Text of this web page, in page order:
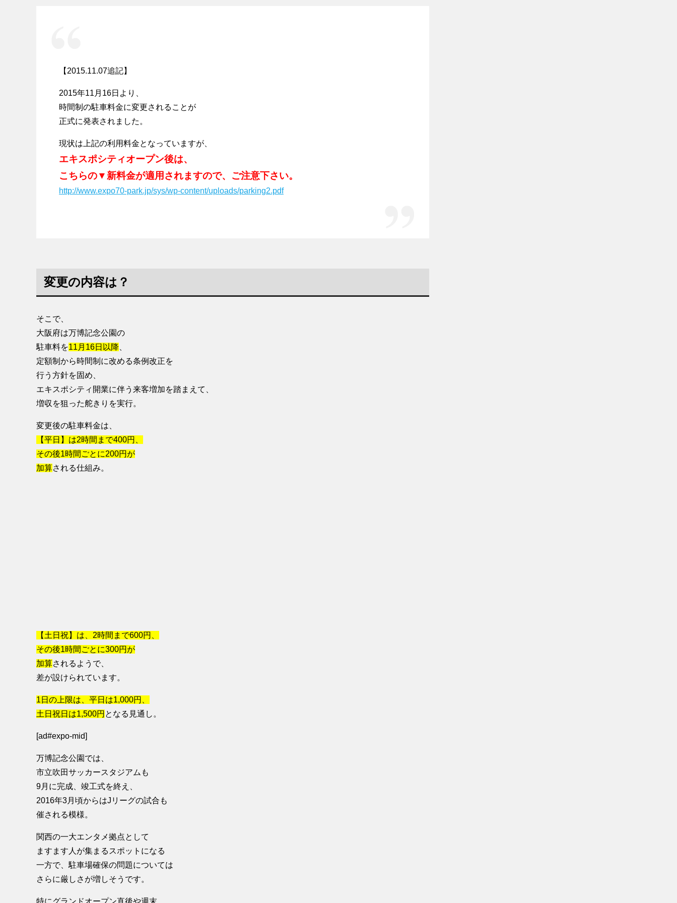
【2015.11.07追記】
2015年11月16日より、
時間制の駐車料金に変更されることが
正式に発表されました。
現状は上記の利用料金となっていますが、
エキスポシティオープン後は、
こちらの▼新料金が適用されますので、ご注意下さい。
http://www.expo70-park.jp/sys/wp-content/uploads/parking2.pdf
変更の内容は？
そこで、
大阪府は万博記念公園の
駐車料を11月16日以降
定額制から時間制に改める条例改正を
行う方針を固め、
エキスポシティ開業に伴う来客増加を踏まえて、
増収を狙った舵きりを実行。
変更後の駐車料金は、
【平日】は2時間まで400円、
その後1時間ごとに200円が
加算される仕組み。
【土日祝】は、2時間まで600円、
その後1時間ごとに300円が
加算されるようで、
差が設けられています。
1日の上限は、平日は1,000円、
土日祝日は1,500円 となる見通し。
[ad#expo-mid]
万博記念公園では、
市立吹田サッカースタジアムも
9月に完成、竣工式を終え、
2016年3月頃からはJリーグの試合も
催される模様。
関西の一大エンタメ拠点として
ますます人が集まるスポットになる
一方で、駐車場確保の問題については
さらに厳しさが増しそうです。